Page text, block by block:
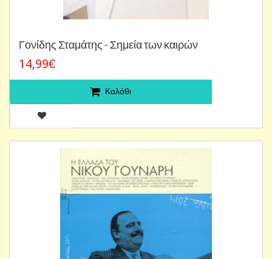
Γονίδης Σταμάτης - Σημεία των καιρών
14,99€
Καλάθι